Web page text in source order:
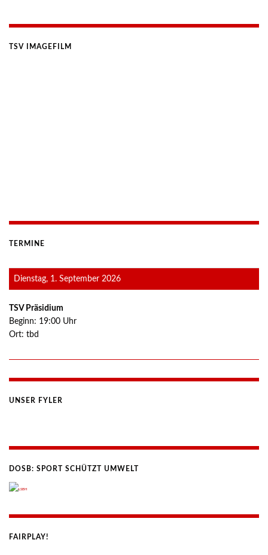
TSV IMAGEFILM
TERMINE
Dienstag, 1. September 2026
TSV Präsidium
Beginn: 19:00 Uhr
Ort: tbd
UNSER FYLER
DOSB: SPORT SCHÜTZT UMWELT
FAIRPLAY!